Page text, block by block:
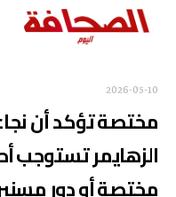
2026-05-10
مختصة تؤكد أن
الزهايمر تستوجب
مختصة أو دور